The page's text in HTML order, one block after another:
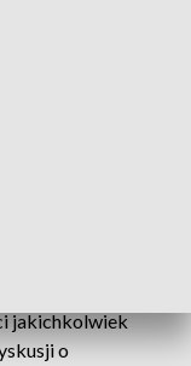
jakichkolwiek
o